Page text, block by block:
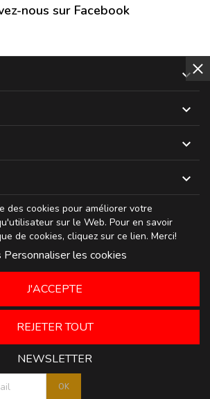
nous sur Facebook




des cookies pour améliorer votre
sur le Web. Pour en savoir
de cookies, cliquez sur ce lien. Merci!
Personnaliser les cookies
REJETER TOUT
J'ACCEPTE
NEWSLETTER